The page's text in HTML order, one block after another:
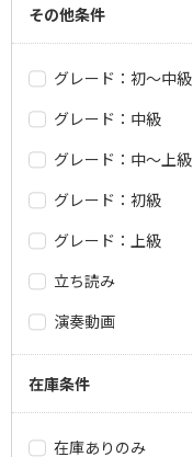
その他条件
グレード：初～中級
グレード：中級
グレード：中～上級
グレード：初級
グレード：上級
立ち読み
演奏動画
在庫条件
在庫ありのみ